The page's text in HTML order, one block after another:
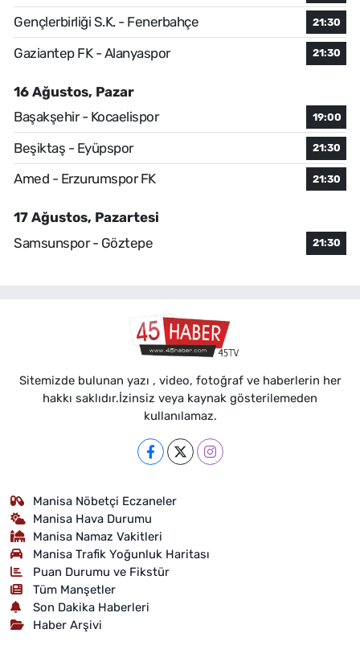
Gençlerbirliği S.K. - Fenerbahçe 21:30
Gaziantep FK - Alanyaspor 21:30
16 Ağustos, Pazar
Başakşehir - Kocaelispor
19:00
Beşiktaş - Eyüpspor 21:30
Amed - Erzurumspor FK 21:30
17 Ağustos, Pazartesi
Samsunspor - Göztepe
21:30
Sitemizde bulunan yazı , video, fotoğraf ve haberlerin her
hakkı saklıdır.İzinsiz veya kaynak gösterilemeden
kullanılamaz.
Manisa Nöbetçi Eczaneler
Manisa Hava Durumu
Manisa Namaz Vakitleri
Manisa Trafik Yoğunluk Haritası
Puan Durumu ve Fikstür
Tüm Manşetler
Son Dakika Haberleri
Haber Arşivi